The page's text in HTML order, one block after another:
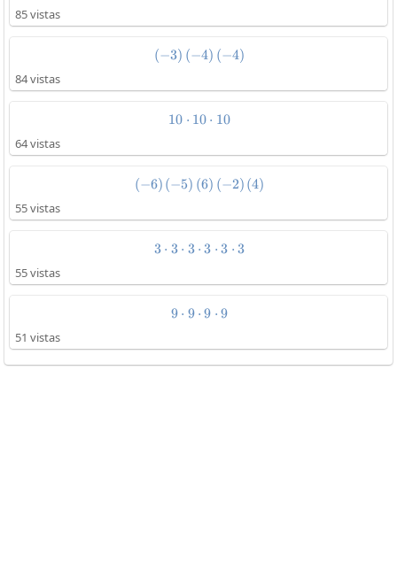
85 vistas
\left(-3\right)\left(-
(−3) (−4) (−4)
84 vistas
10\cdot10\cdot10
10 ⋅ 10 ⋅ 10
64 vistas
\left(-6\right)\left(-
(−6) (−5) (6) (−2) (4)
55 vistas
3 ⋅ 3 ⋅ 3 ⋅ 3 ⋅ 3 ⋅ 3
55 vistas
9\cdot9\cdot9\cdot9
9 ⋅ 9 ⋅ 9 ⋅ 9
51 vistas